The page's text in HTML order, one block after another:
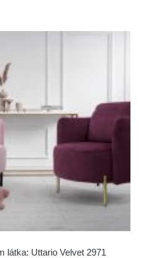
látka: Uttario Velvet 2971